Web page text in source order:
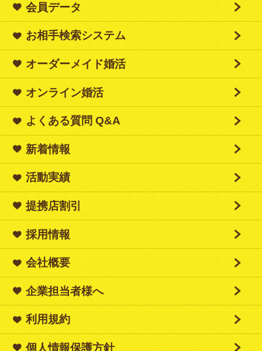
会員データ
お相手検索システム
オーダーメイド婚活
オンライン婚活
よくある質問 Q&A
新着情報
活動実績
提携店割引
採用情報
会社概要
企業担当者様へ
利用規約
個人情報保護方針